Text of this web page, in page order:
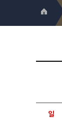
일